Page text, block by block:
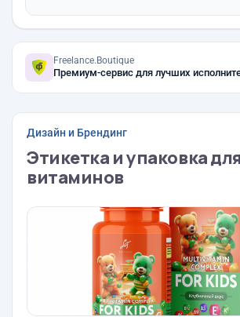
Freelance.Boutique
Премиум-сервис для лучших
Дизайн и Брендинг
Этикетка и упаковка
витаминов